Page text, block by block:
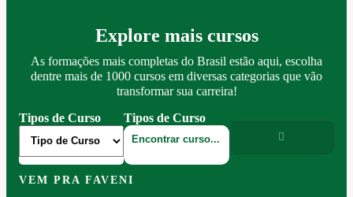
Explore mais cursos
As formações mais completas do Brasil estão aqui, escolha
dentre mais de 1000 cursos em diversas categorias que vão
transformar sua carreira!
Tipos de Curso
Tipos de Curso
VEM PRA FAVENI